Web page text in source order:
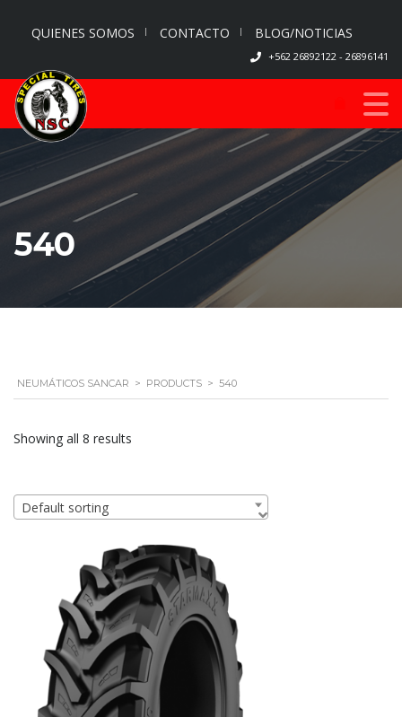
QUIENES SOMOS CONTACTO BLOG/NOTICIAS
+562 26892122 - 26896141
540
NEUMÁTICOS SANCAR > PRODUCTS > 540
Showing all 8 results
Default sorting